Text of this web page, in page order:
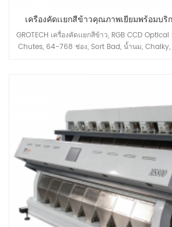
เครื่องคัดเเยกสีข้าวคุณภาพเยี่ยมพร้อมบ
GROTECH เครื่องคัดเเยกสีข้าว, RGB CCD
Chutes, 64-768 ช่อง, Sort Bad, น้ำนม,